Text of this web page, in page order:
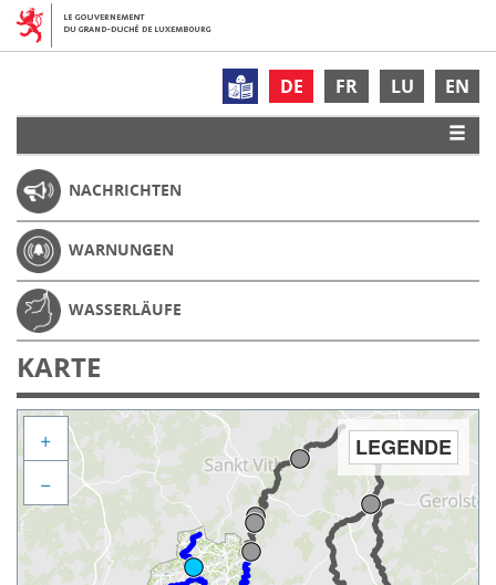
DE FR LU EN
NACHRICHTEN
WARNUNGEN
WASSERLÄUFE
KARTE
LEGENDE
+
−